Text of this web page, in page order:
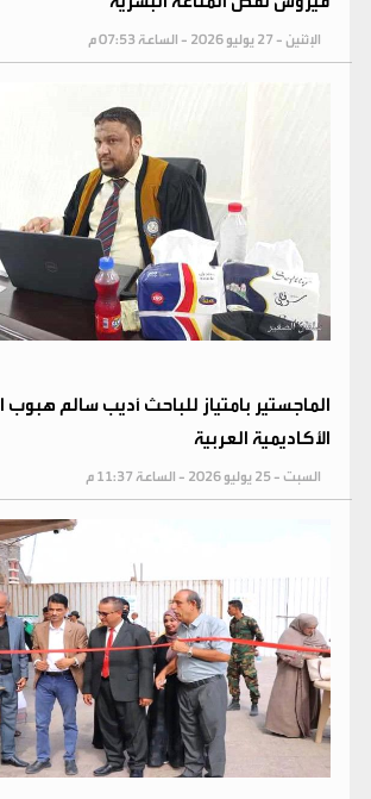
الإثنين - 27 يوليو 2026 - الساعة 07:53 م
الماجستير بامتياز للباحث أديب سالم
الأكاديمية العربية
السبت - 25 يوليو 2026 - الساعة 11:37 م